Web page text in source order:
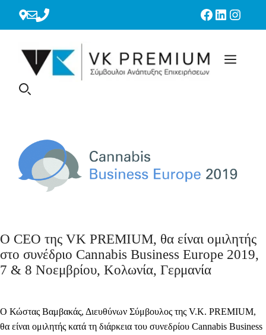
περιεχόμενο
Facebook
Linkedin
Ο CEO της VK PREMIUM, θα είναι ομιλητής
στο συνέδριο Cannabis Business Europe 2019,
7 & 8 Νοεμβρίου, Κολωνία, Γερμανία
Ο Κώστας Βαμβακάς, Διευθύνων Σύμβουλος της V.K. PREMIUM,
θα είναι ομιλητής κατά τη διάρκεια του συνεδρίου Cannabis Business